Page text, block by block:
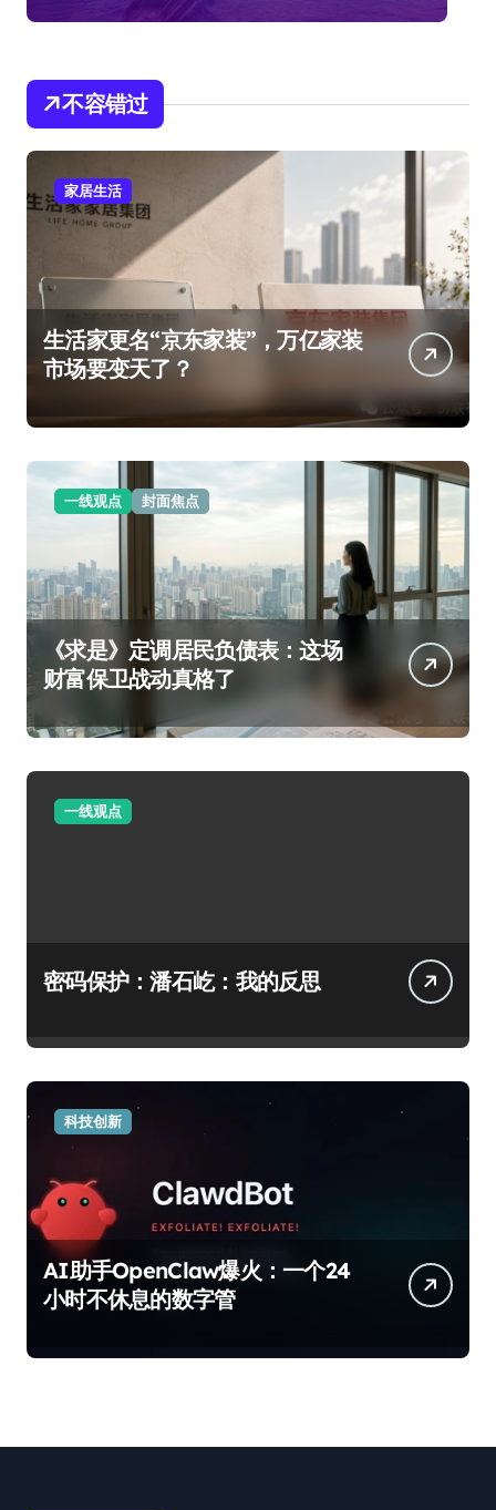
不容错过
家居生活
生活家更名“京东家装”，万亿家装
市场要变天了？
一线观点 封面焦点
《求是》定调居民负债表：这场
财富保卫战动真格了
一线观点
密码保护：潘石屹：我的反思
科技创新
AI助手OpenClaw爆火：一个24
小时不休息的数字管